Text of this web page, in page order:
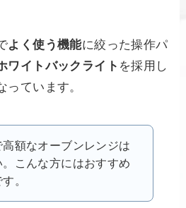
よく使う機能に絞った操作パ
ワイトバックライト を採用し
っています。
高額なオーブンレンジは
。こんな方にはおすすめ
。